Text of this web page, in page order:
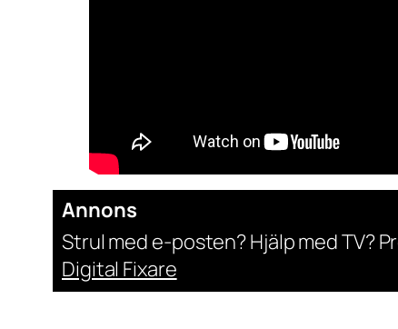
Annons
Strul med e-posten? Hjälp med TV?
Digital Fixare